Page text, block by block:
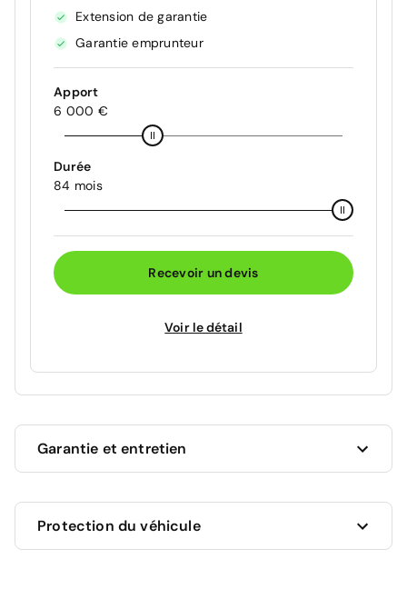
Extension de garantie
Garantie emprunteur
Apport
6 000 €
Durée
84 mois
Recevoir un devis
Voir le détail
Garantie et entretien
mois à compter de la date de livraison.
Protection du véhicule